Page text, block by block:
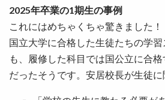
2025年卒業の1期生の事例
これにはめちゃくちゃ驚きました！
国立大学に合格した生徒たちの学
も、履修した科目では国公立に合
だったそうです。安居校長が生徒に